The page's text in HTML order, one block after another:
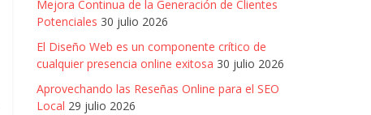
Mejora Continua de la Generación de Clientes
Potenciales 30 julio 2026
El Diseño Web es un componente crítico de
cualquier presencia online exitosa 30 julio 2026
Aprovechando las Reseñas Online para el SEO
Local 29 julio 2026